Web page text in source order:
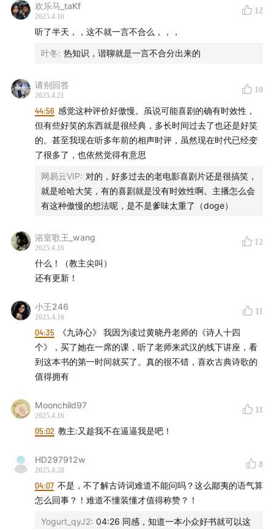
欢乐马_taKf
2025.4.16
12
听了半天，，这不就一言不合么，，，
叶冬: 热知识，谐聊就是一言不合分出来的
请别回答
2025.4.21
10
44:56 感觉这种评价好傲慢。虽说可能喜剧的确有时效性，
但有些好笑的东西就是很经典，多长时间过去了也还是好笑
的。甚至我现在听多年前的相声时评，虽然现在时代已经变
了很多了，也依然觉得有意思
网易云VIP: 对的，好多过去的老电影喜剧片还是很搞笑，
就是哈哈大笑，有的喜剧就是没有时效性啊。主播怎么会
有这种傲慢的想法呢，是不是爹味太重了（doge）
浴室歌王_wang
2025.4.16
12
什么！（教主尖叫）
还有更新！
小王246
2025.4.16
11
04:35
《九诗心》 我因为读过黄晓丹老师的《诗人十四
个》，买了她在一席的课，听了老师来武汉的线下讲座，看
到这本书的第一时间就买了。真的很不错，喜欢古典诗歌的
值得拥有
Moonchild97
2025.4.16
11
05:02 教主:又趁我不在逼逼我是吧！
HD297912w
2025.4.28
8
04:07 不是，不了解古诗词难道不能问吗？这么鄙夷的语气算
怎么回事？！难道不懂装懂才值得称赞？！
Yogurt_qyJ2: 04:26 同感，知道一本小众好书就可以这